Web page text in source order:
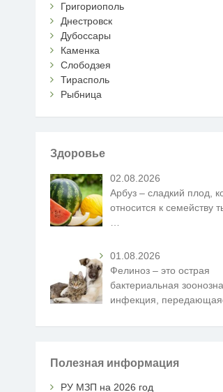
Григориополь
Днестровск
Дубоссары
Каменка
Слободзея
Тирасполь
Рыбница
Здоровье
02.08.2026
Арбуз – сладкий плод,
относится к семейству
01.08.2026
Фелиноз – это острая
бактериальная
инфекция,
Полезная информация
РУ МЗП на 2026 год